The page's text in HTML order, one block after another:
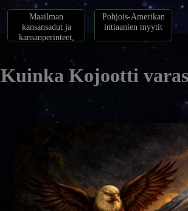
Maailman
kansansadut ja
kansanperinteet,
Pohjois-Amerikan
intiaanien myytit
Kuinka Kojootti